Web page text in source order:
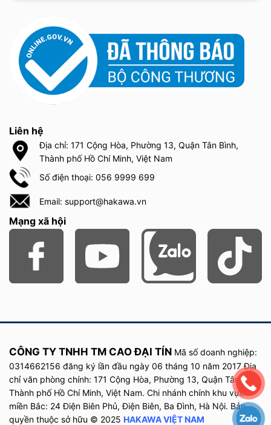
Liên hệ
Địa chỉ: 171 Cộng Hòa, Phường 13, Quận Tân Bình,
Thành phố Hồ Chí Minh, Việt Nam
Số điện thoại: 056 9999 699
Email: support@hakawa.vn
Mạng xã hội
CÔNG TY TNHH TM CAO ĐẠI TÍN Mã số doanh nghiệp:
0314662156 đăng ký lần đầu ngày 06 tháng 10 năm 2017Địa
chỉ văn phòng chính: 171 Cộng Hòa, Phường 13, Quận Tân Bình,
Thành phố Hồ Chí Minh, Việt Nam. Chi nhánh chính khu vực
miền Bắc: 24 Điện Biên Phủ, Điện Biên, Ba Đình, Hà Nội. Bản
quyền thuộc sở hữu © 2025 HAKAWA VIỆT NAM